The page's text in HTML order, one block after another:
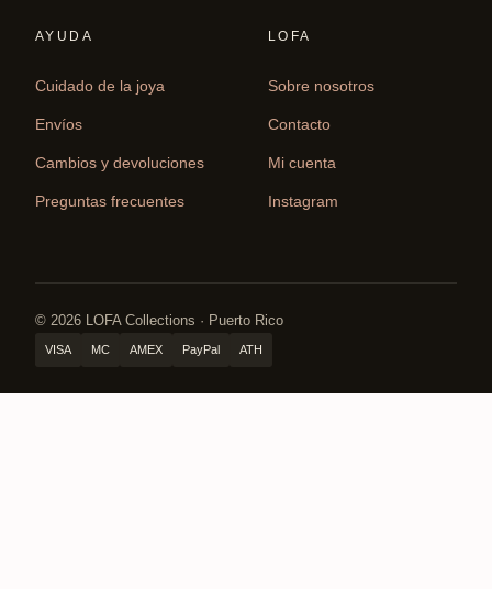
AYUDA
Cuidado de la joya
Envíos
Cambios y devoluciones
Preguntas frecuentes
LOFA
Sobre nosotros
Contacto
Mi cuenta
Instagram
© 2026 LOFA Collections · Puerto Rico
VISA MC AMEX PayPal ATH